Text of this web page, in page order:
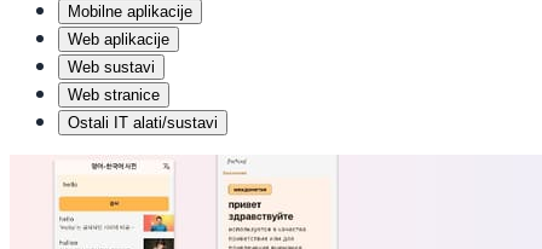
Mobilne aplikacije
Web aplikacije
Web sustavi
Web stranice
Ostali IT alati/sustavi